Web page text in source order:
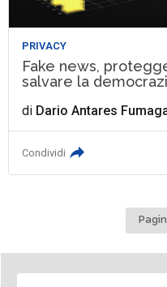
PRIVACY
Fake news,
salvare la
di Dario Antares
Condividi